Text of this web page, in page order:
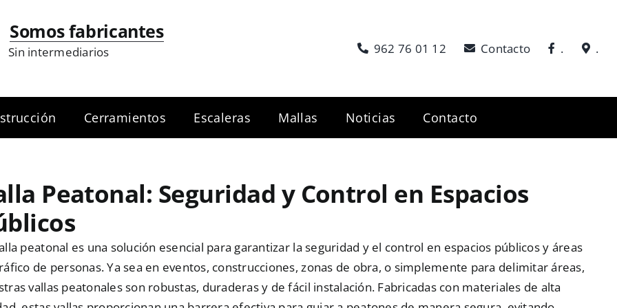
Somos fabricantes
Sin intermediarios 962 76 01 12 Contacto . .
Cerramientos Escaleras Mallas Noticias Contacto
Peatonal: Seguridad y Control en Espacios
peatonal es una solución esencial para garantizar la seguridad y el control en espacios públicos y áreas
de personas. Ya sea en eventos, construcciones, zonas de obra, o simplemente para delimitar áreas,
vallas peatonales son robustas, duraderas y de fácil instalación. Fabricadas con materiales de alta